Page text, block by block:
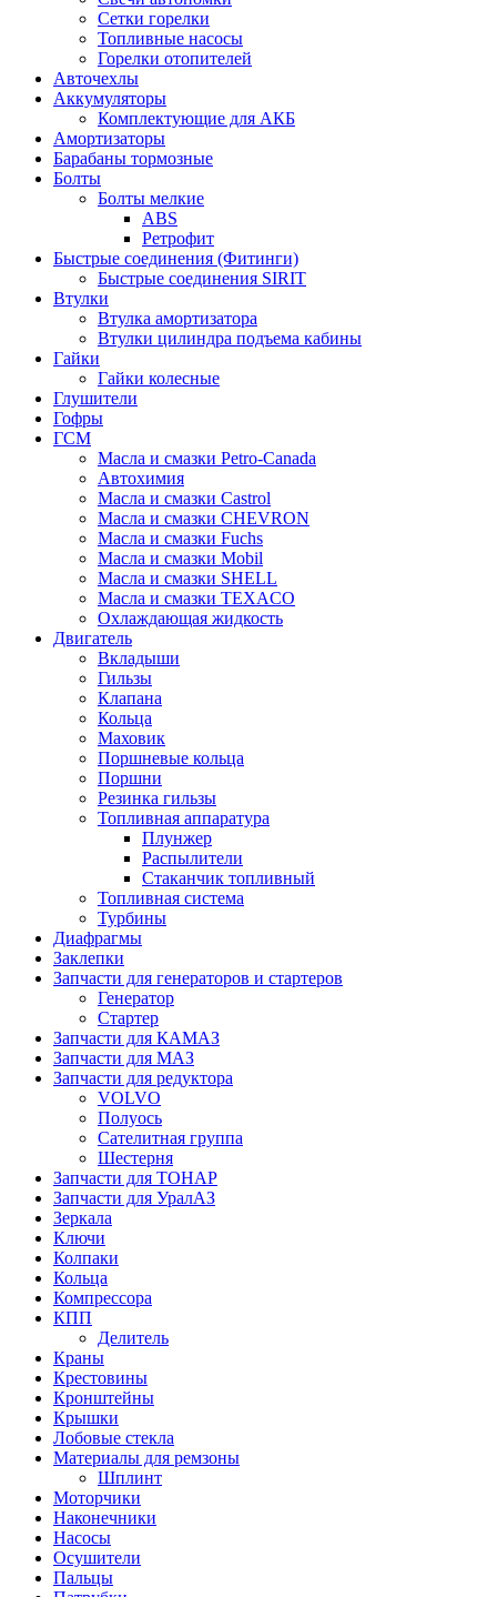
Сетки горелки
Топливные насосы
Горелки отопителей
Авточехлы
Аккумуляторы
Комплектующие для АКБ
Амортизаторы
Барабаны тормозные
Болты
Болты мелкие
ABS
Ретрофит
Быстрые соединения (Фитинги)
Быстрые соединения SIRIT
Втулки
Втулка амортизатора
Втулки цилиндра подъема кабины
Гайки
Гайки колесные
Глушители
Гофры
ГСМ
Масла и смазки Petro-Canada
Автохимия
Масла и смазки Castrol
Масла и смазки CHEVRON
Масла и смазки Fuchs
Масла и смазки Mobil
Масла и смазки SHELL
Масла и смазки TEXACO
Охлаждающая жидкость
Двигатель
Вкладыши
Гильзы
Клапана
Кольца
Маховик
Поршневые кольца
Поршни
Резинка гильзы
Топливная аппаратура
Плунжер
Распылители
Стаканчик топливный
Топливная система
Турбины
Диафрагмы
Заклепки
Запчасти для генераторов и стартеров
Генератор
Стартер
Запчасти для КАМАЗ
Запчасти для МАЗ
Запчасти для редуктора
VOLVO
Полуось
Сателитная группа
Шестерня
Запчасти для ТОНАР
Запчасти для УралАЗ
Зеркала
Ключи
Колпаки
Кольца
Компрессора
КПП
Делитель
Краны
Крестовины
Кронштейны
Крышки
Лобовые стекла
Материалы для ремзоны
Шплинт
Моторчики
Наконечники
Насосы
Осушители
Пальцы